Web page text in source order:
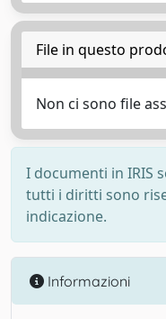
File in questo
Non ci sono file
I documenti in IRIS
tutti i diritti sono
indicazione.
Informazioni